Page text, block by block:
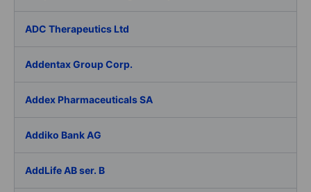
ADC Therapeutics Ltd
Addentax Group Corp.
Addex Pharmaceuticals SA
Addiko Bank AG
AddLife AB ser. B